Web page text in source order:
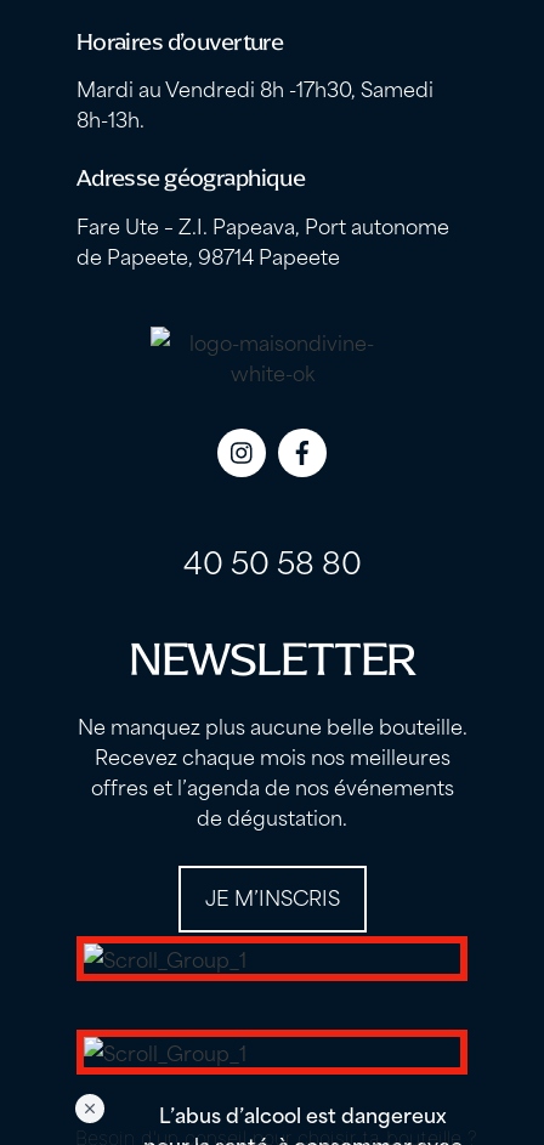
Horaires d’ouverture
Mardi au Vendredi 8h -17h30, Samedi
8h-13h.
Adresse géographique
Fare Ute – Z.I. Papeava, Port autonome
de Papeete, 98714 Papeete
Icon
Icon
40 50 58 80
NEWSLETTER
Ne manquez plus aucune belle bouteille.
Recevez chaque mois nos meilleures
offres et l’agenda de nos événements
de dégustation.
JE M’INSCRIS
L’abus d’alcool est dangereux
Besoin d'un conseil pour choisir ta bouteille ?